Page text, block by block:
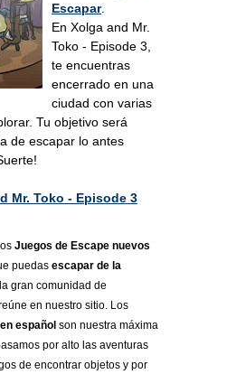
Escapar.
En Xolga and Mr.
Toko - Episode 3,
te encuentras
encerrado en una
ciudad con varias
Tu objetivo será
de escapar lo antes
Mr. Toko - Episode 3
Juegos de Escape nuevos
puedas escapar de la
gran comunidad de
en nuestro sitio. Los
español son nuestra máxima
por alto las aventuras
de encontrar objetos y por